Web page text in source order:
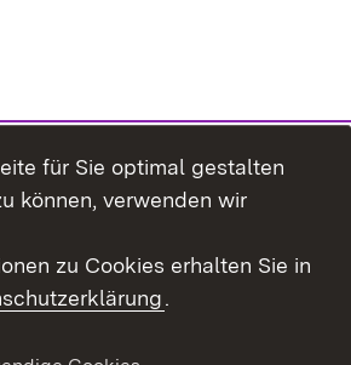
für Sie optimal gestalten
können, verwenden wir
zu Cookies erhalten Sie in
.